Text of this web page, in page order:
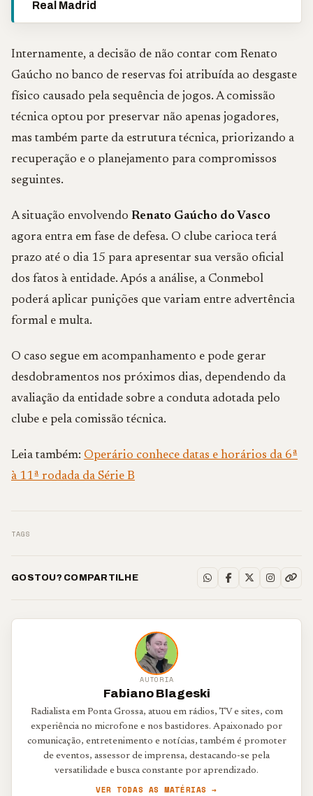
Real Madrid
Internamente, a decisão de não contar com Renato
Gaúcho no banco de reservas foi atribuída ao desgaste
físico causado pela sequência de jogos. A comissão
técnica optou por preservar não apenas jogadores,
mas também parte da estrutura técnica, priorizando a
recuperação e o planejamento para compromissos
seguintes.
A situação envolvendo Renato Gaúcho do Vasco
agora entra em fase de defesa. O clube carioca terá
prazo até o dia 15 para apresentar sua versão oficial
dos fatos à entidade. Após a análise, a Conmebol
poderá aplicar punições que variam entre advertência
formal e multa.
O caso segue em acompanhamento e pode gerar
desdobramentos nos próximos dias, dependendo da
avaliação da entidade sobre a conduta adotada pelo
clube e pela comissão técnica.
Leia também: Operário conhece datas e horários da 6ª
à 11ª rodada da Série B
TAGS
GOSTOU? COMPARTILHE
AUTORIA
Fabiano Blageski
Radialista em Ponta Grossa, atuou em rádios, TV e sites, com
experiência no microfone e nos bastidores. Apaixonado por
comunicação, entretenimento e notícias, também é promoter
de eventos, assessor de imprensa, destacando-se pela
versatilidade e busca constante por aprendizado.
VER TODAS AS MATÉRIAS →